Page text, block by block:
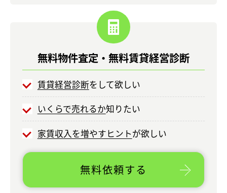
無料物件査定・ 無料賃貸経営診断
賃貸経営診断をして欲しい
いくらで売れるか知りたい
家賃収入を増やすヒントが欲しい
無料依頼する